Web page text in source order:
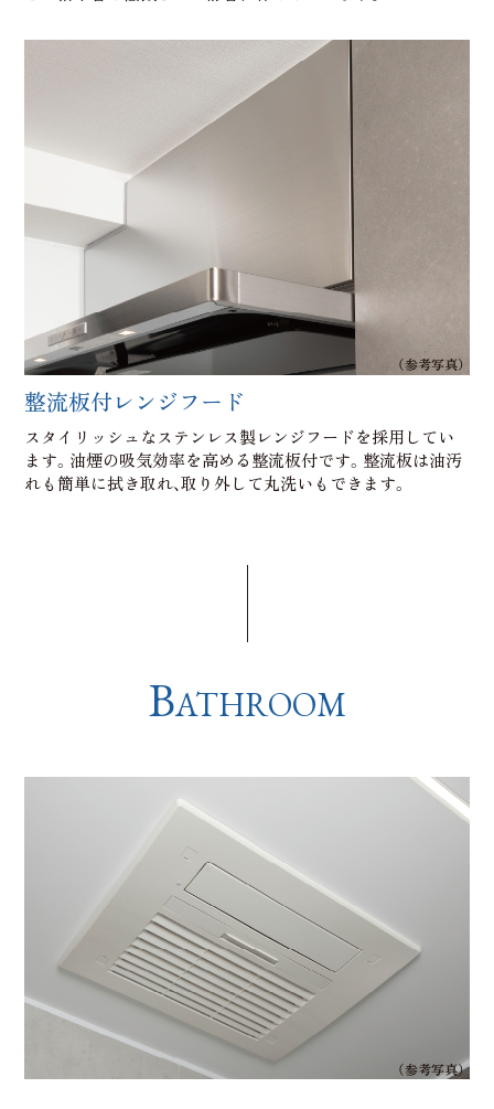
（参考写真）
整流板付レンジフード
スタイリッシュなステンレス製レンジフードを採用してい
ます。油煙の吸気効率を高める整流板付です。整流板は油汚
れも簡単に拭き取れ、取り外して丸洗いもできます。
BATHROOM
（参考写真）